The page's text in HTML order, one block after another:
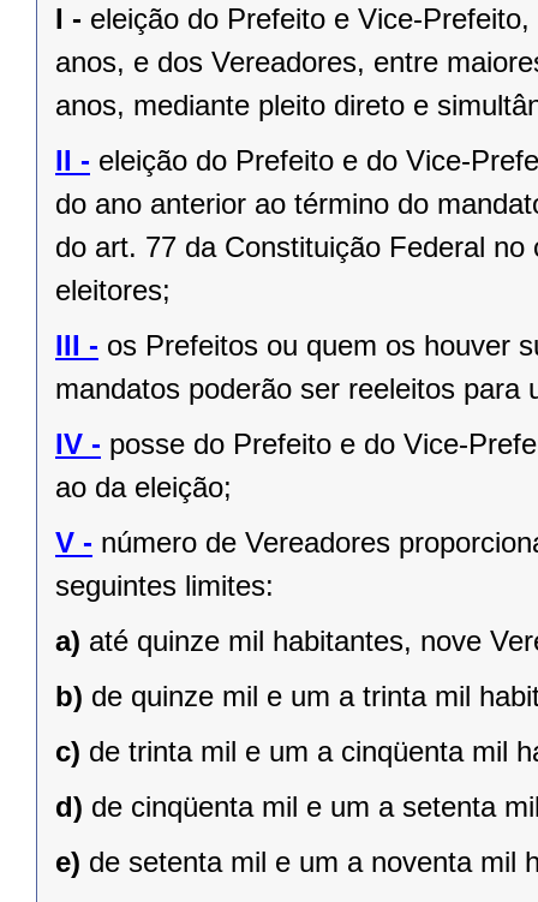
I - eleição do Prefeito e Vice-
anos, e dos Vereadores, entre
anos, mediante pleito direto e
II - eleição do Prefeito e do Vice-
do ano anterior ao término do
do art. 77 da Constituição Federal
eleitores;
III - os Prefeitos ou quem os houver
mandatos poderão ser reeleitos para
IV - posse do Prefeito e do Vice-
ao da eleição;
V - número de Vereadores
seguintes limites:
a) até quinze mil habitantes, nove
b) de quinze mil e um a trinta mil
c) de trinta mil e um a cinqüenta mil
d) de cinqüenta mil e um a setenta
e) de setenta mil e um a noventa mil